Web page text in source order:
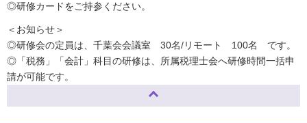
◎研修カードをご持参ください。
＜お知らせ＞
◎研修会の定員は、千葉会会議室 30名/リモート 100名 です。
◎「税務」「会計」科目の研修は、所属税理士会へ研修時間一括申
請が可能です。